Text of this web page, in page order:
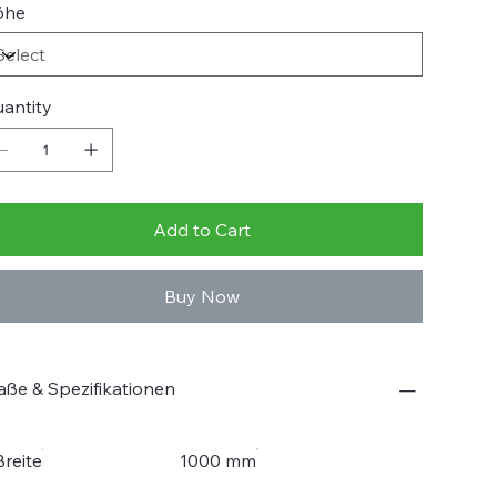
Add to Cart
Buy Now
& Spezifikationen
1000 mm